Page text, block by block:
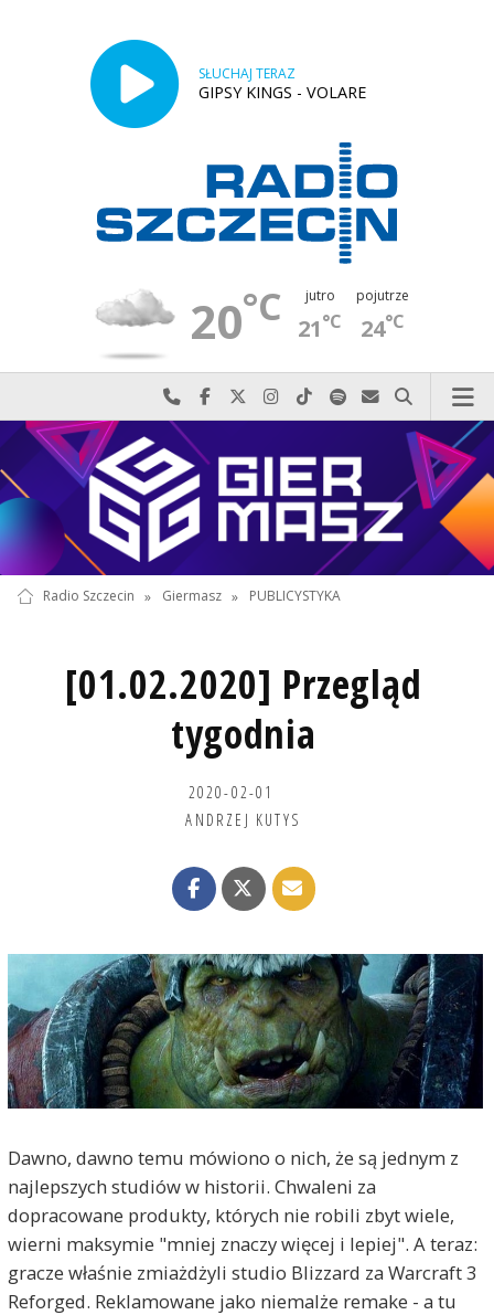
SŁUCHAJ TERAZ
GIPSY KINGS - VOLARE
20°C jutro
21°C
pojutrze
24°C
Najlepiej po prostu do nas zadzwoń
Odwiedź nas na Facebook-u
Odwiedź nas na X
Odwiedź nas na Instagram-ie
Odwiedź nas na TikTok-u
Szukaj nas na Spotify
Wyślij do nas
Szukaj
Radio Szczecin » Giermasz » PUBLICYSTYKA
[01.02.2020] Przegląd
tygodnia
2020-02-01
ANDRZEJ KUTYS
Dawno, dawno temu mówiono o nich, że są jednym z
najlepszych studiów w historii. Chwaleni za
dopracowane produkty, których nie robili zbyt wiele,
wierni maksymie "mniej znaczy więcej i lepiej". A teraz:
gracze właśnie zmiażdżyli studio Blizzard za Warcraft 3
Reforged. Reklamowane jako niemalże remake - a tu